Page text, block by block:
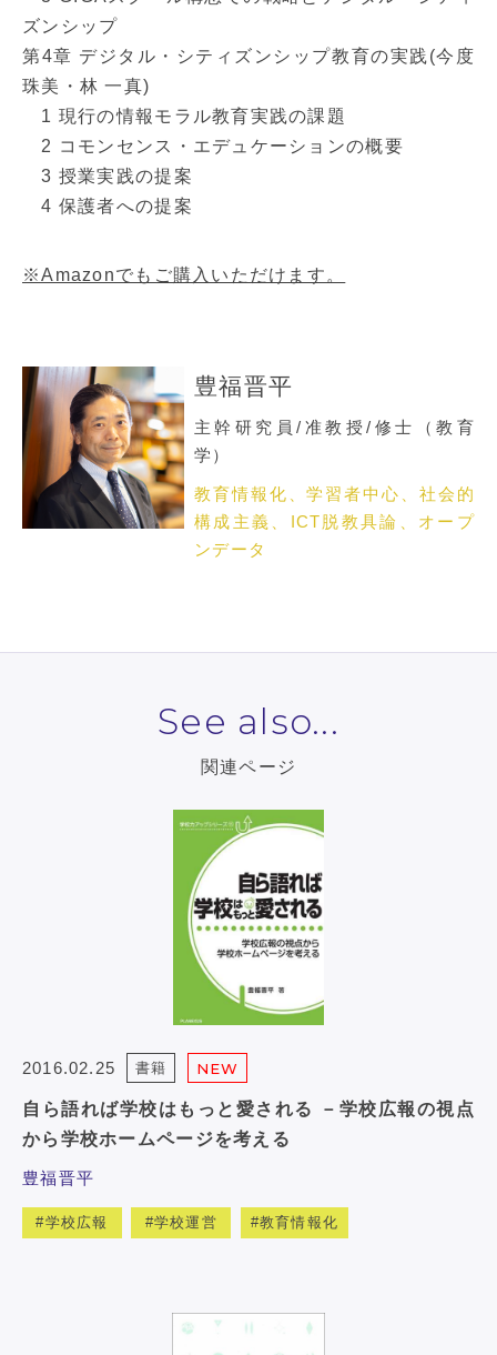
ズンシップ
第4章 デジタル・シティズンシップ教育の実践(今度
珠美・林 一真)
1 現行の情報モラル教育実践の課題
2 コモンセンス・エデュケーションの概要
3 授業実践の提案
4 保護者への提案
※Amazonでもご購入いただけます。
豊福晋平
主幹研究員/准教授/修士（教育
学）
教育情報化、学習者中心、社会的
構成主義、ICT脱教具論、オープ
ンデータ
See also...
関連ページ
2016.02.25 書籍 NEW
自ら語れば学校はもっと愛される －学校広報の視点
から学校ホームページを考える
豊福晋平
学校広報 学校運営 教育情報化